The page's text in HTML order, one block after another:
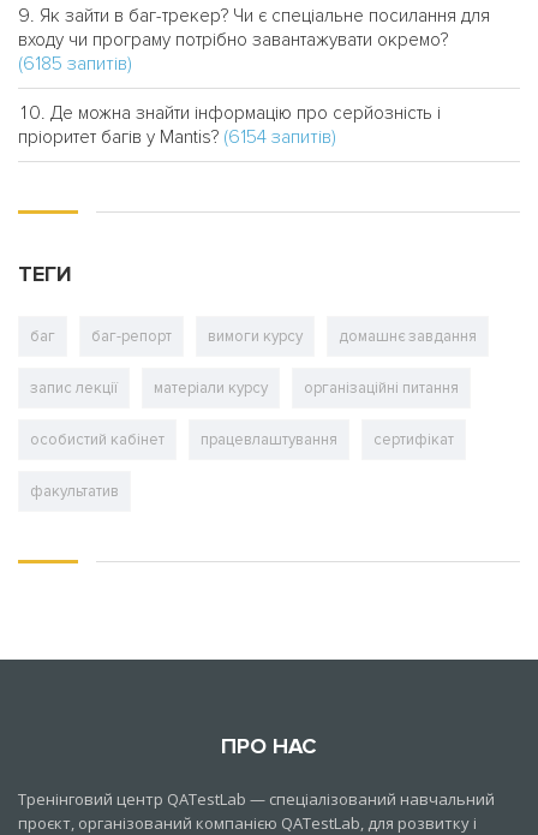
Як зайти в баг-трекер? Чи є спеціальне посилання для
входу чи програму потрібно завантажувати окремо?
(6185 запитів)
Де можна знайти інформацію про серйозність і
пріоритет багів у Mantis? (6154 запитів)
ТЕГИ
баг баг-репорт вимоги курсу домашнє завдання
запис лекції матеріали курсу організаційні питання
особистий кабінет працевлаштування сертифікат
факультатив
ПРО НАС
Тренінговий центр QATestLab — спеціалізований навчальний
проєкт, організований компанією QATestLab, для розвитку і